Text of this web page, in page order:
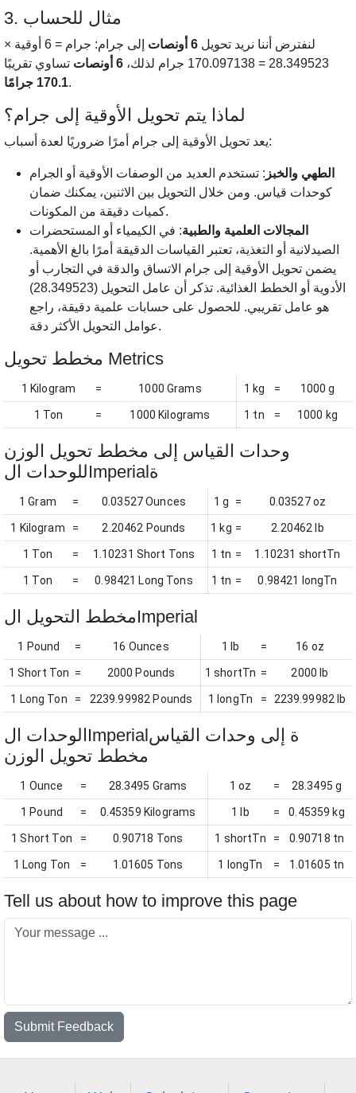
3. مثال للحساب
لنفترض أننا نريد تحويل 6 أونصات
إلى جرام: جرام = 6 أوقية ×
28.349523 = 170.097138 جرام لذلك،
6 أونصات
تساوي تقريبًا
170.1 جرامًا.
لماذا يتم تحويل الأوقية إلى جرام؟
يعد تحويل الأوقية إلى جرام أمرًا ضروريًا لعدة أسباب:
الطهي والخبز : تستخدم العديد من الوصفات الأوقية أو الجرام
كوحدات قياس. ومن خلال التحويل بين الاثنين، يمكنك ضمان
كميات دقيقة من المكونات.
المجالات العلمية والطبية: في الكيمياء أو المستحضرات
الصيدلانية أو التغذية، تعتبر القياسات الدقيقة أمرًا بالغ الأهمية.
يضمن تحويل الأوقية إلى جرام الاتساق والدقة في التجارب أو
الأدوية أو الخطط الغذائية. تذكر أن عامل التحويل (28.349523)
هو عامل تقريبي. للحصول على حسابات علمية دقيقة، راجع
عوامل التحويل الأكثر دقة.
مخطط تحويل Metrics
1 Kilogram = 1000 Grams 1 kg = 1000 g
1 Ton = 1000 Kilograms 1 tn = 1000 kg
وحدات القياس إلى مخطط تحويل الوزن
للوحدات الImperialة
1 Gram = 0.03527 Ounces 1 g = 0.03527 oz
1 Kilogram = 2.20462 Pounds 1 kg = 2.20462 lb
1 Ton = 1.10231 Short Tons 1 tn = 1.10231 shortTn
1 Ton = 0.98421 Long Tons 1 tn = 0.98421 longTn
مخطط التحويل الImperial
1 Pound = 16 Ounces 1 lb = 16 oz
1 Short Ton = 2000 Pounds 1 shortTn = 2000 lb
1 Long Ton = 2239.99982 Pounds 1 longTn = 2239.99982 lb
الوحدات الImperialة إلى وحدات القياس
مخطط تحويل الوزن
1 Ounce = 28.3495 Grams 1 oz = 28.3495 g
1 Pound = 0.45359 Kilograms 1 lb = 0.45359 kg
1 Short Ton = 0.90718 Tons 1 shortTn = 0.90718 tn
1 Long Ton = 1.01605 Tons 1 longTn = 1.01605 tn
Tell us about how to improve this page
Submit Feedback